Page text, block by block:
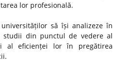
lor profesională.
să își analizeze în
studii din punctul de vedere al
al eficienței lor în pregătirea